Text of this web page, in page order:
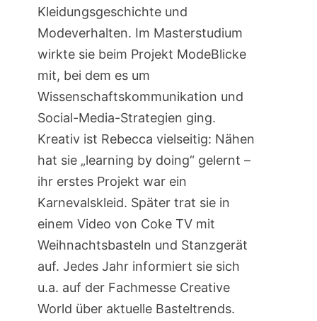
Kleidungsgeschichte und
Modeverhalten. Im Masterstudium
wirkte sie beim Projekt ModeBlicke
mit, bei dem es um
Wissenschaftskommunikation und
Social-Media-Strategien ging.
Kreativ ist Rebecca vielseitig: Nähen
hat sie „learning by doing“ gelernt –
ihr erstes Projekt war ein
Karnevalskleid. Später trat sie in
einem Video von Coke TV mit
Weihnachtsbasteln und Stanzgerät
auf. Jedes Jahr informiert sie sich
u.a. auf der Fachmesse Creative
World über aktuelle Basteltrends.